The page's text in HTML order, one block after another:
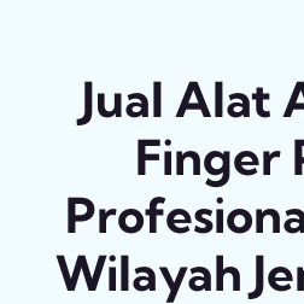
Jual Alat
Finger
Wilayah